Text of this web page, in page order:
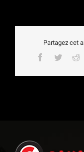
Partagez cet
Facebook
Twitter